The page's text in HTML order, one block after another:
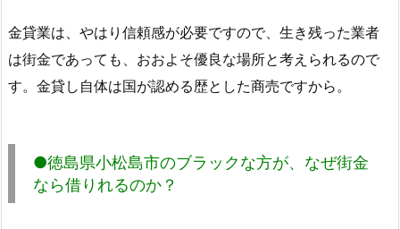
金貸業は、やはり信頼感が必要ですので、生き残った業者
は街金であっても、おおよそ優良な場所と考えられるので
す。金貸し自体は国が認める歴とした商売ですから。
●徳島県小松島市のブラックな方が、なぜ街金
なら借りれるのか？